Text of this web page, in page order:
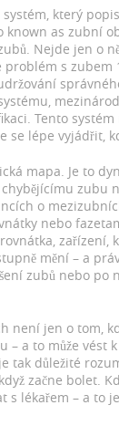
systém, který
known as zubní
Nejde jen o
problém s zubem
,
. Tento
se lépe vyjádřit,
mapa. Je to
zubu
o
nebo
, zařízení,
mění – a
zubů nebo po
není jen o tom,
– a to může vést
tak důležité
začne bolet.
s lékařem – a to